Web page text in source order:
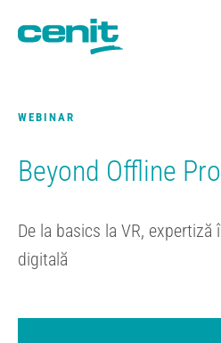
WEBINAR
Beyond Offline
De la basics la VR,
digitală